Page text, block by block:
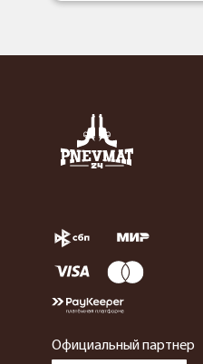
Официальный партнер